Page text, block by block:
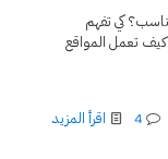
كي تفهم
كيف تعمل المواقع
4 اقرأ المزيد